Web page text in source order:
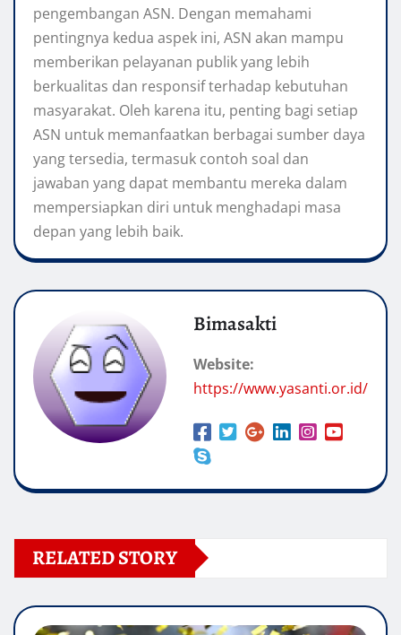
pengembangan ASN. Dengan memahami
pentingnya kedua aspek ini, ASN akan mampu
memberikan pelayanan publik yang lebih
berkualitas dan responsif terhadap kebutuhan
masyarakat. Oleh karena itu, penting bagi setiap
ASN untuk memanfaatkan berbagai sumber daya
yang tersedia, termasuk contoh soal dan
jawaban yang dapat membantu mereka dalam
mempersiapkan diri untuk menghadapi masa
depan yang lebih baik.
Bimasakti
Website:
https://www.yasanti.or.id/
RELATED STORY